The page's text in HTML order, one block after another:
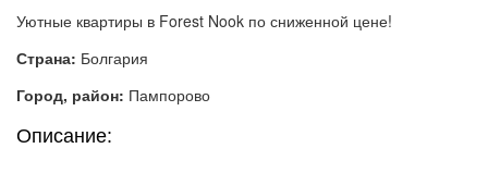
Уютные квартиры в Forest Nook по сниженной цене!
Страна: Болгария
Город, район: Пампорово
Описание: